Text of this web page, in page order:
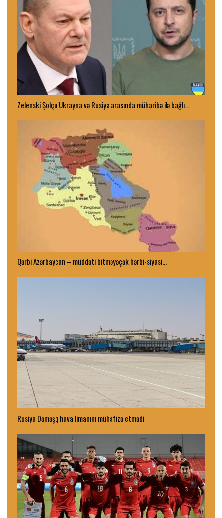
Zelenski Şolçu Ukrayna və Rusiya arasında müharibə ilə bağlı…
Qərbi Azərbaycan – müddəti bitməyəçək hərbi-siyasi…
Rusiya Dəməşq hava limanını mühafizə etmədi